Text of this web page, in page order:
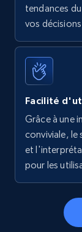
tendances
vos
Facilité
Grâce à une
conviviale, le
et
pour les